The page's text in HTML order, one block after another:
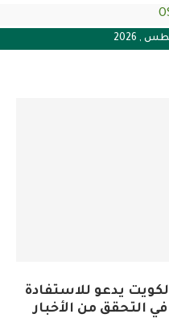
يدعو للاستفادة
التحقق من الأخبار